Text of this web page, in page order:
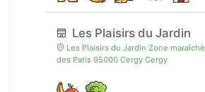
Les Plaisirs du Jardin
Les Plaisirs du Jardin Zone
des Patis 95000 Cergy Cergy